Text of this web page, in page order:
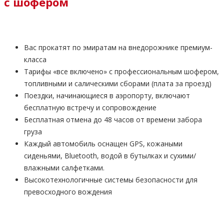
Вас прокатят по эмиратам на внедорожнике премиум-
класса
Тарифы «все включено» с профессиональным шофером,
топливными и салическими сборами (плата за проезд)
Поездки, начинающиеся в аэропорту, включают
бесплатную встречу и сопровождение
Бесплатная отмена до 48 часов от времени забора
груза
Каждый автомобиль оснащен GPS, кожаными
сиденьями, Bluetooth, водой в бутылках и сухими/
влажными салфетками.
Высокотехнологичные системы безопасности для
превосходного вождения